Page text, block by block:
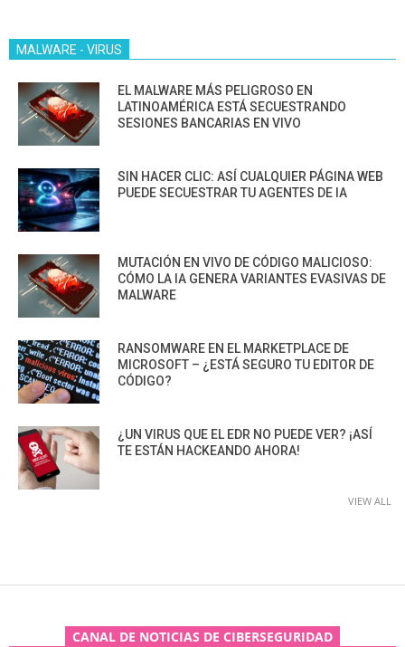
MALWARE - VIRUS
EL MALWARE MÁS PELIGROSO EN
LATINOAMÉRICA ESTÁ SECUESTRANDO
SESIONES BANCARIAS EN VIVO
SIN HACER CLIC: ASÍ CUALQUIER PÁGINA WEB
PUEDE SECUESTRAR TU AGENTES DE IA
MUTACIÓN EN VIVO DE CÓDIGO MALICIOSO:
CÓMO LA IA GENERA VARIANTES EVASIVAS DE
MALWARE
RANSOMWARE EN EL MARKETPLACE DE
MICROSOFT – ¿ESTÁ SEGURO TU EDITOR DE
CÓDIGO?
¿UN VIRUS QUE EL EDR NO PUEDE VER? ¡ASÍ
TE ESTÁN HACKEANDO AHORA!
VIEW ALL
CANAL DE NOTICIAS DE CIBERSEGURIDAD